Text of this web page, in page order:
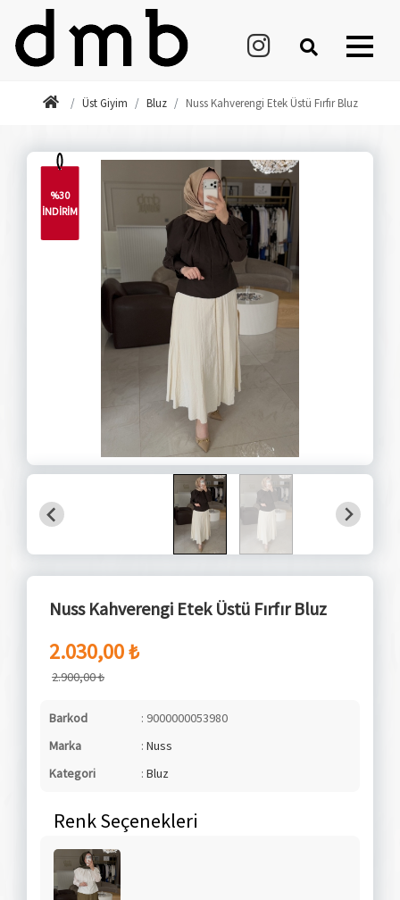
Üst Giyim Bluz Nuss Kahverengi Etek Üstü Fırfır Bluz
%30
İNDİRİM
Nuss Kahverengi Etek Üstü Fırfır Bluz
2.030,00 ₺
2.900,00 ₺
Barkod
: 9000000053980
Marka
: Nuss
Kategori
: Bluz
Renk Seçenekleri